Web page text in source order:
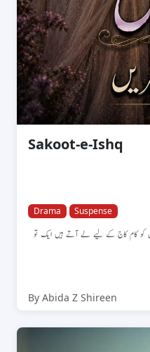
Sakoot-e-Ishq
Drama Suspense
کو کام کاج کے لیے لے آتے ہیں ایک تو
By Abida Z Shireen